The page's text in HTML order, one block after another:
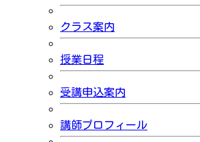
クラス案内
授業日程
受講申込案内
講師プロフィール